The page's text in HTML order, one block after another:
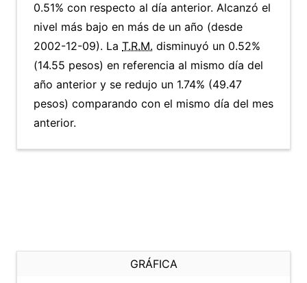
0.51% con respecto al día anterior. Alcanzó el
nivel más bajo en más de un año (desde
2002-12-09). La T.R.M. disminuyó un 0.52%
(14.55 pesos) en referencia al mismo día del
año anterior y se redujo un 1.74% (49.47
pesos) comparando con el mismo día del mes
anterior.
GRÁFICA